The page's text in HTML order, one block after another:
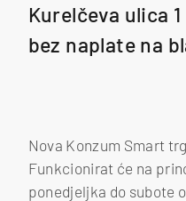
Kurelčeva ulica
bez naplate na
Nova Konzum Smart
Funkcionirat će na
ponedjeljka do subote